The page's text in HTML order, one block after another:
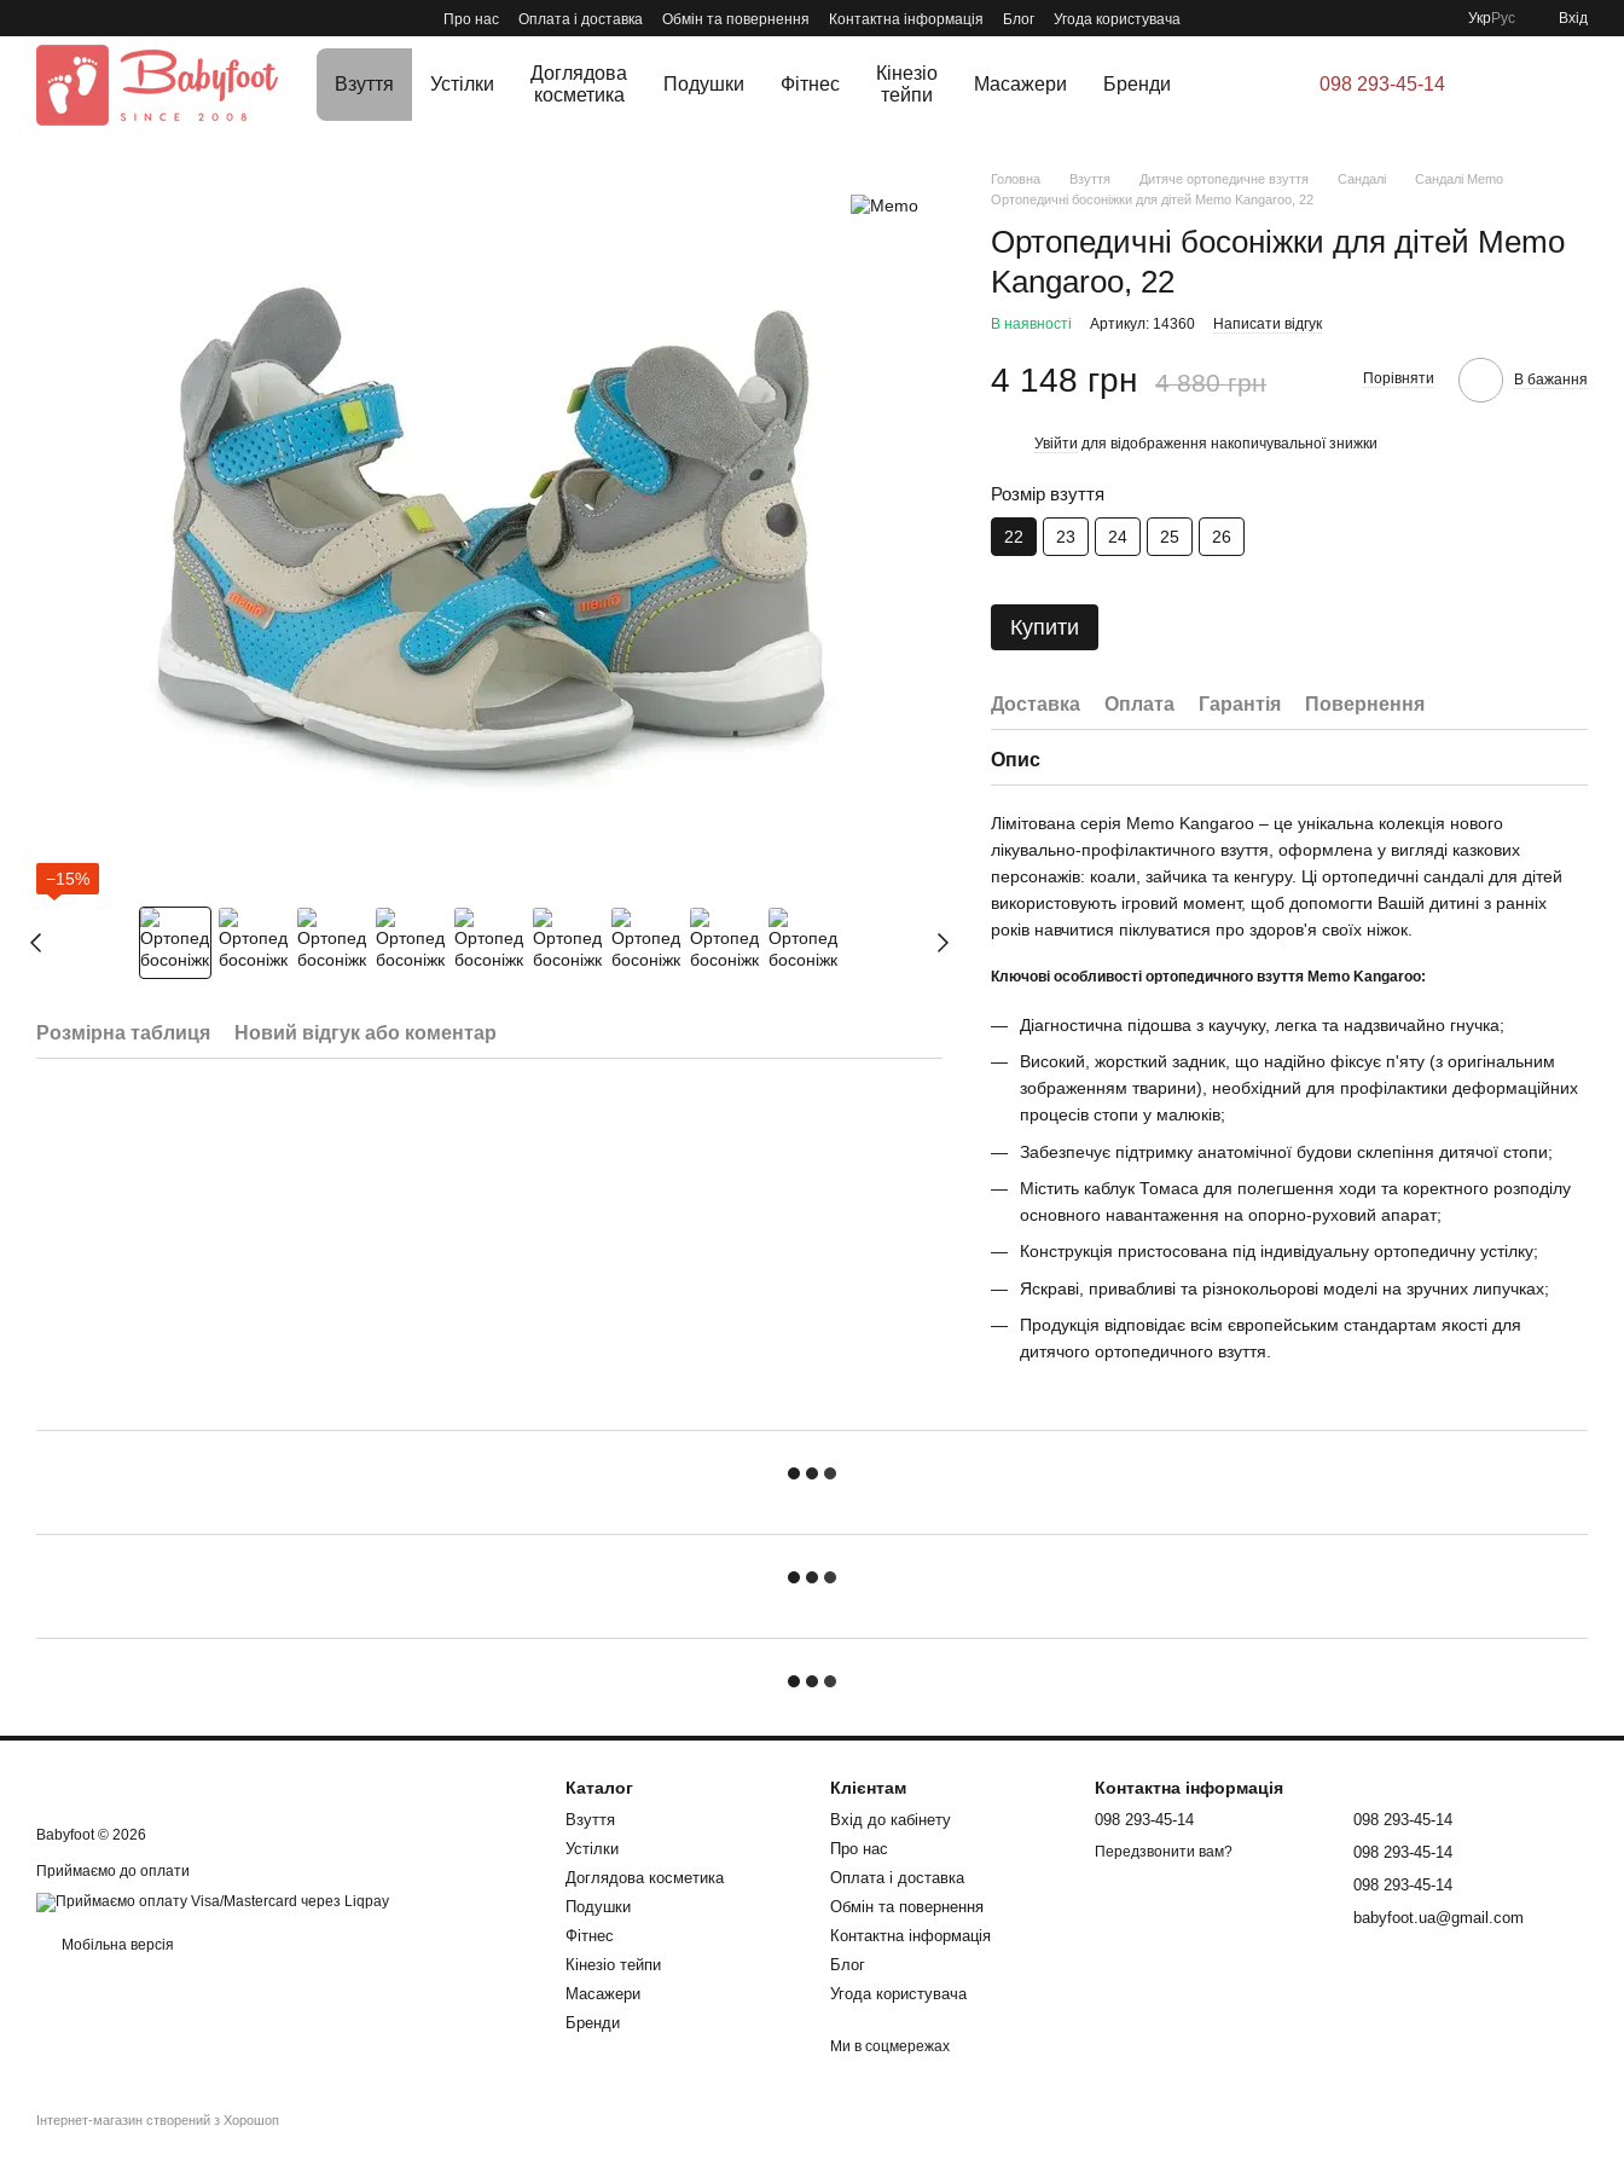
Про нас Оплата і доставка Обмін та повернення Контактна інформація Блог Угода користувача УкрРус Вхід
Взуття Устілки
Доглядова
косметика
Подушки Фітнес
Кінезіо
тейпи
Масажери Бренди 098 293-45-14
−15%
Розмірна таблиця Новий відгук або коментар
Головна Взуття Дитяче ортопедичне взуття Сандалі
Сандалі Memo
Ортопедичні босоніжки для дітей Memo Kangaroo, 22
Ортопедичні босоніжки для дітей Memo
Kangaroo, 22
В наявності Артикул: 14360 Написати відгук
4 148 грн 4 880 грн Порівняти В бажання
Увійти для відображення накопичувальної знижки
Розмір взуття
22 23 24 25 26
Купити
Доставка Оплата Гарантія Повернення
Опис
Лімітована серія Memo Kangaroo – це унікальна колекція нового
лікувально-профілактичного взуття, оформлена у вигляді казкових
персонажів: коали, зайчика та кенгуру. Ці ортопедичні сандалі для дітей
використовують ігровий момент, щоб допомогти Вашій дитині з ранніх
років навчитися піклуватися про здоров'я своїх ніжок.
Ключові особливості ортопедичного взуття Memo Kangaroo:
Діагностична підошва з каучуку, легка та надзвичайно гнучка;
Високий, жорсткий задник, що надійно фіксує п'яту (з оригінальним
зображенням тварини), необхідний для профілактики деформаційних
процесів стопи у малюків;
Забезпечує підтримку анатомічної будови склепіння дитячої стопи;
Містить каблук Томаса для полегшення ходи та коректного розподілу
основного навантаження на опорно-руховий апарат;
Конструкція пристосована під індивідуальну ортопедичну устілку;
Яскраві, привабливі та різнокольорові моделі на зручних липучках;
Продукція відповідає всім європейським стандартам якості для
дитячого ортопедичного взуття.
Babyfoot © 2026
Приймаємо до оплати
Мобільна версія
Інтернет-магазин створений з Хорошоп
Каталог
Взуття
Устілки
Доглядова косметика
Подушки
Фітнес
Кінезіо тейпи
Масажери
Бренди
Клієнтам
Вхід до кабінету
Про нас
Оплата і доставка
Обмін та повернення
Контактна інформація
Блог
Угода користувача
Ми в соцмережах
Контактна інформація
098 293-45-14
Передзвонити вам?
098 293-45-14
098 293-45-14
098 293-45-14
babyfoot.ua@gmail.com